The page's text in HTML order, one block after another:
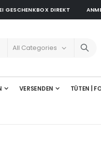
GESCHENKBOX DIREKT
VERSENDEN TÜTEN |